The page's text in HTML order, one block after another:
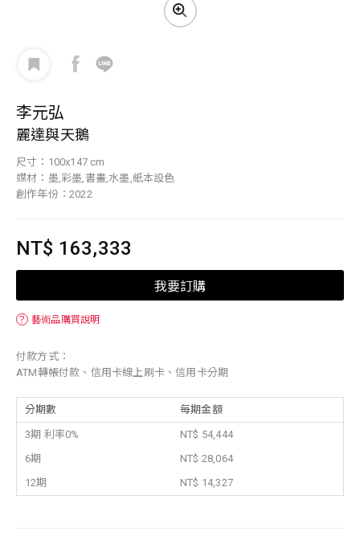
李元弘
麗達與天鵝
尺寸：100x147 cm
媒材：墨,彩墨,書畫,水墨,紙本設色
創作年份：2022
NT$ 163,333
我要訂購
？ 藝術品購買說明
付款方式：
ATM轉帳付款、信用卡線上刷卡、信用卡分期
分期數 每期金額
3期 利率0%
NT$ 54,444
6期
NT$ 28,064
12期
NT$ 14,327